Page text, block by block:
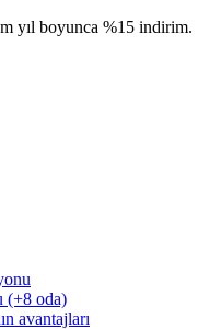
yıl boyunca %15 indirim.
(+8 oda)
avantajları